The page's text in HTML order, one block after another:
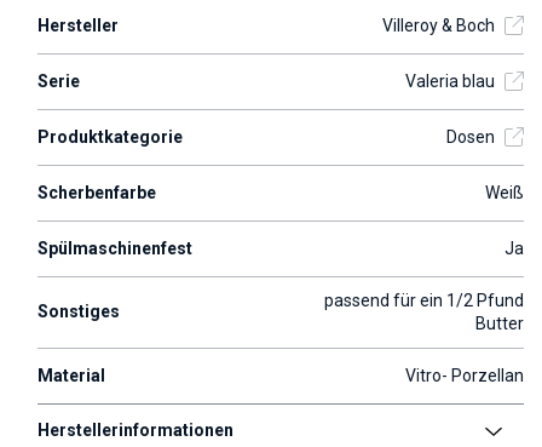
Hersteller Villeroy & Boch
Serie Valeria blau
Produktkategorie Dosen
Scherbenfarbe Weiß
Spülmaschinenfest Ja
Sonstiges
passend für ein 1/2 Pfund
Butter
Material Vitro- Porzellan
Herstellerinformationen